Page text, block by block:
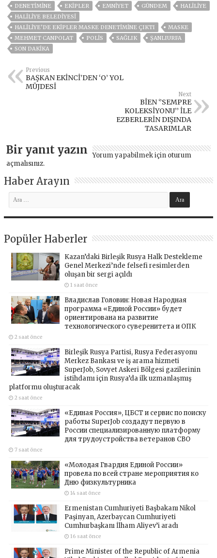
DENETİMİNE
EKİPLER EMNİYET GÜNDEM
HALILIYE
HALİLİYE BELEDİYESİ
HALİLİYE’DE EKİPLER MASKE DENETİMİNE ÇIKTI
MASKE
MEHMET CANPOLAT
POLIS SAĞLIK
ŞANLIURFA
SON DAKIKA
Previous
BAŞKAN EKİNCİ’DEN ‘O’ YOL
MÜJDESİ
Next
BİEN ‘’SEMPRE
KOLEKSİYONU’’ İLE
EZBERLERİN DIŞINDA
TASARIMLAR
Bir yanıt yazın Yorum yapabilmek için oturum
açmalısınız.
Haber Arayın
Popüler Haberler
Kazan’daki Birleşik Rusya Halk Destekleme
Genel Merkezi’nde felsefi resimlerden
oluşan bir sergi açıldı
1 saat önce
Владислав Головин: Новая Народная
программа «Единой России» будет
ориентирована на развитие
технологического суверенитета и ОПК
2 saat önce
Birleşik Rusya Partisi, Rusya Federasyonu
Merkez Bankası ve iş arama hizmeti
SuperJob, Sovyet Askeri Bölgesi gazilerinin
istihdamı için Rusya’da ilk uzmanlaşmış
platformu oluşturacak
2 saat önce
«Единая Россия», ЦБСТ и сервис по поиску
работы SuperJob создадут первую в
России специализированную платформу
для трудоустройства ветеранов СВО
7 saat önce
«Молодая Гвардия Единой России»
провела по всей стране мероприятия ко
Дню физкультурника
14 saat önce
Ermenistan Cumhuriyeti Başbakanı Nikol
Paşinyan, Azerbaycan Cumhuriyeti
Cumhurbaşkanı İlham Aliyev’i aradı
16 saat önce
Prime Minister of the Republic of Armenia